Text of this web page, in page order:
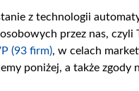
06
z technologii
przez nas, czyli
(93 firm), w celach
poniżej, a także